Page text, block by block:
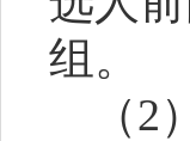
组。
（2